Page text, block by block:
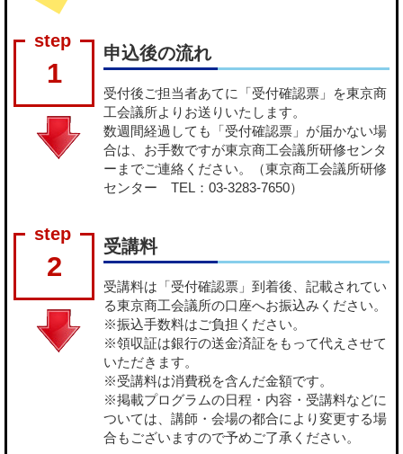
1
申込後の流れ
受付後ご担当者あてに「受付確認票」を東京商
工会議所よりお送りいたします。
数週間経過しても「受付確認票」が届かない場
合は、お手数ですが東京商工会議所研修センタ
ーまでご連絡ください。（東京商工会議所研修
センター TEL：03-3283-7650）
2
受講料
受講料は「受付確認票」到着後、記載されてい
る東京商工会議所の口座へお振込みください。
※振込手数料はご負担ください。
※領収証は銀行の送金済証をもって代えさせて
いただきます。
※受講料は消費税を含んだ金額です。
※掲載プログラムの日程・内容・受講料などに
ついては、講師・会場の都合により変更する場
合もございますので予めご了承ください。